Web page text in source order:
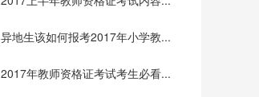
异地生该如何报考2017年小学教...
2017年教师资格证考试考生必看...